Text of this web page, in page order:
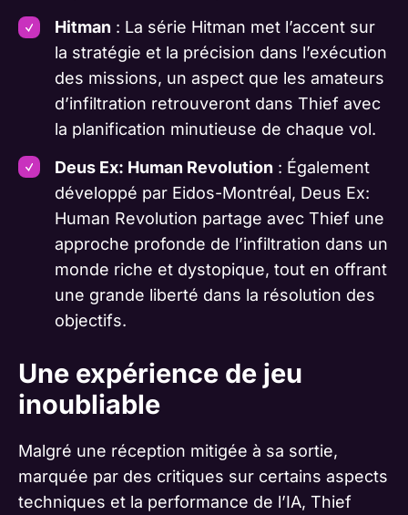
Hitman : La série Hitman met l’accent sur
la stratégie et la précision dans l’exécution
des missions, un aspect que les amateurs
d’infiltration retrouveront dans Thief avec
la planification minutieuse de chaque vol.
Deus Ex: Human Revolution : Également
développé par Eidos-Montréal, Deus Ex:
Human Revolution partage avec Thief une
approche profonde de l’infiltration dans un
monde riche et dystopique, tout en offrant
une grande liberté dans la résolution des
objectifs.
Une expérience de jeu
inoubliable
Malgré une réception mitigée à sa sortie,
marquée par des critiques sur certains aspects
techniques et la performance de l’IA, Thief